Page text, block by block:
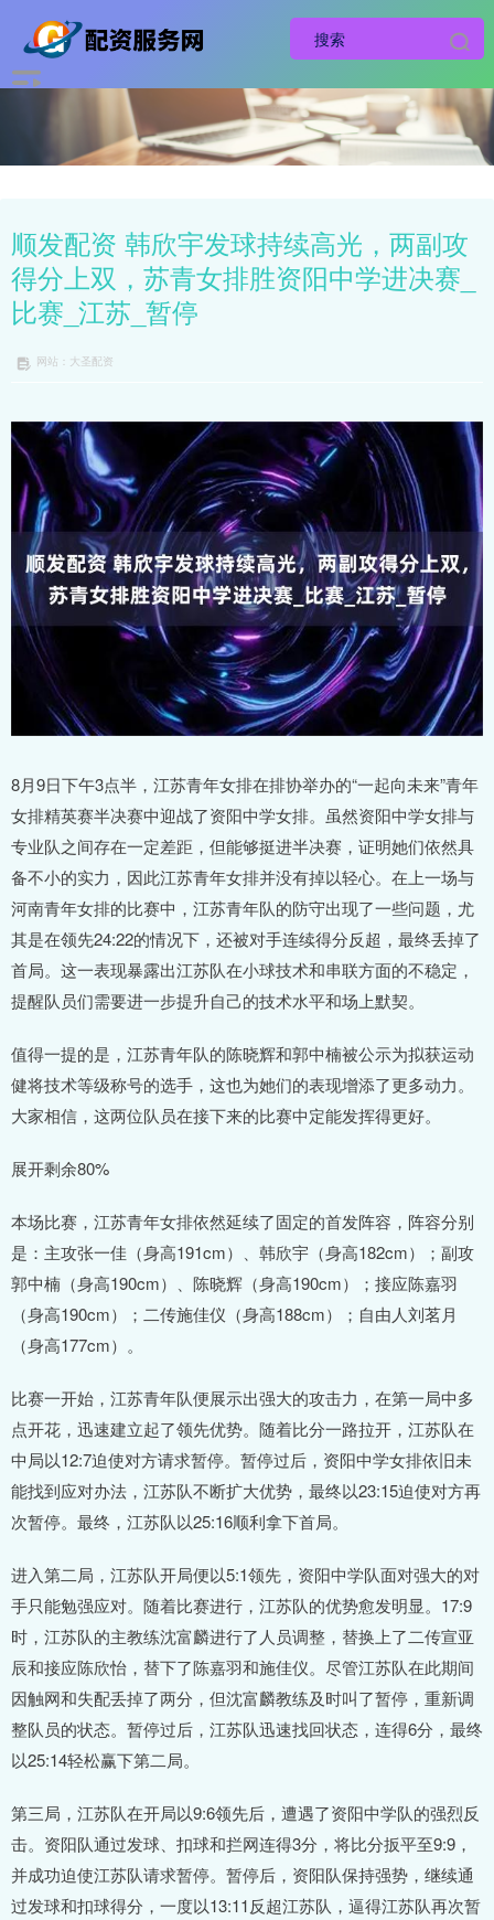
顺发配资 韩欣宇发球持续高光，两副攻
得分上双，苏青女排胜资阳中学进决赛_
比赛_江苏_暂停
网站：大圣配资
8月9日下午3点半，江苏青年女排在排协举办的“一起向未来”青年
女排精英赛半决赛中迎战了资阳中学女排。虽然资阳中学女排与
专业队之间存在一定差距，但能够挺进半决赛，证明她们依然具
备不小的实力，因此江苏青年女排并没有掉以轻心。在上一场与
河南青年女排的比赛中，江苏青年队的防守出现了一些问题，尤
其是在领先24:22的情况下，还被对手连续得分反超，最终丢掉了
首局。这一表现暴露出江苏队在小球技术和串联方面的不稳定，
提醒队员们需要进一步提升自己的技术水平和场上默契。
值得一提的是，江苏青年队的陈晓辉和郭中楠被公示为拟获运动
健将技术等级称号的选手，这也为她们的表现增添了更多动力。
大家相信，这两位队员在接下来的比赛中定能发挥得更好。
展开剩余80%
本场比赛，江苏青年女排依然延续了固定的首发阵容，阵容分别
是：主攻张一佳（身高191cm）、韩欣宇（身高182cm）；副攻
郭中楠（身高190cm）、陈晓辉（身高190cm）；接应陈嘉羽
（身高190cm）；二传施佳仪（身高188cm）；自由人刘茗月
（身高177cm）。
比赛一开始，江苏青年队便展示出强大的攻击力，在第一局中多
点开花，迅速建立起了领先优势。随着比分一路拉开，江苏队在
中局以12:7迫使对方请求暂停。暂停过后，资阳中学女排依旧未
能找到应对办法，江苏队不断扩大优势，最终以23:15迫使对方再
次暂停。最终，江苏队以25:16顺利拿下首局。
进入第二局，江苏队开局便以5:1领先，资阳中学队面对强大的对
手只能勉强应对。随着比赛进行，江苏队的优势愈发明显。17:9
时，江苏队的主教练沈富麟进行了人员调整，替换上了二传宣亚
辰和接应陈欣怡，替下了陈嘉羽和施佳仪。尽管江苏队在此期间
因触网和失配丢掉了两分，但沈富麟教练及时叫了暂停，重新调
整队员的状态。暂停过后，江苏队迅速找回状态，连得6分，最终
以25:14轻松赢下第二局。
第三局，江苏队在开局以9:6领先后，遭遇了资阳中学队的强烈反
击。资阳队通过发球、扣球和拦网连得3分，将比分扳平至9:9，
并成功迫使江苏队请求暂停。暂停后，资阳队保持强势，继续通
过发球和扣球得分，一度以13:11反超江苏队，逼得江苏队再次暂